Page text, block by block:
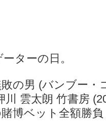
ターの日。
の男 (バンブー・
川 雲太朗 竹書房
賭博ベット全額勝